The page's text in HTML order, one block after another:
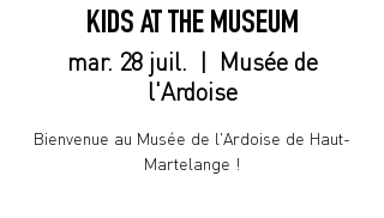
KIDS AT THE MUSEUM
mar. 28 juil.
  |
Musée de
l'Ardoise
Bienvenue au Musée de l'Ardoise de Haut-
Martelange !